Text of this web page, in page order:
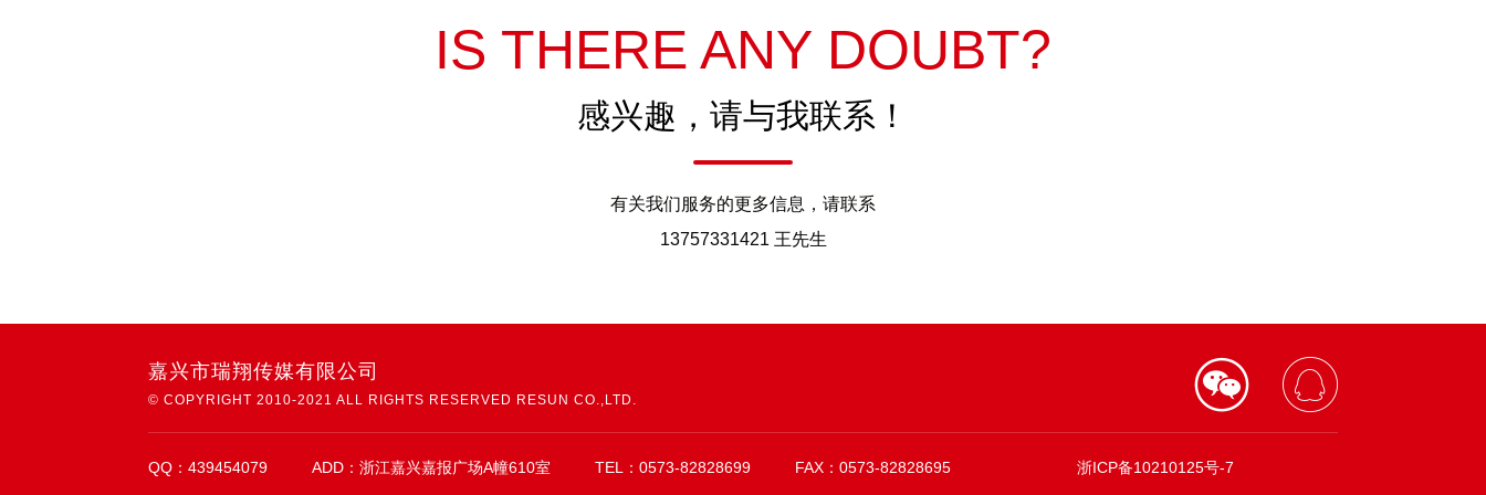
IS THERE ANY DOUBT?
感兴趣，请与我联系！
有关我们服务的更多信息，请联系
13757331421 王先生
嘉兴市瑞翔传媒有限公司
QQ：439454079 ADD：浙江嘉兴嘉报广场A幢610室 TEL：0573-82828699 FAX：0573-82828695 浙ICP备10210125号-7